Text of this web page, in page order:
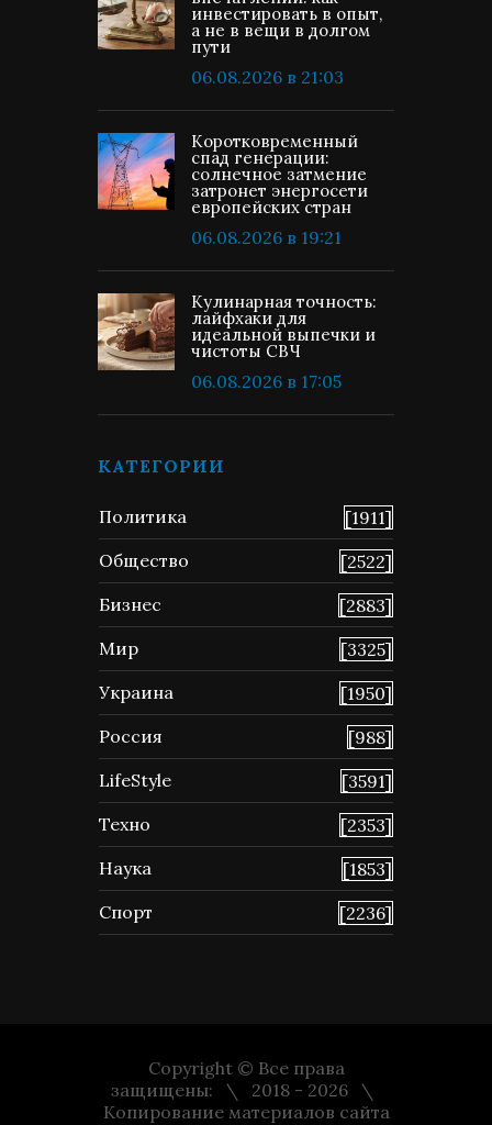
инвестировать в опыт,
а не в вещи в долгом
пути
06.08.2026 в 21:03
Коротковременный
спад генерации:
солнечное затмение
затронет энергосети
европейских стран
06.08.2026 в 19:21
Кулинарная точность:
лайфхаки для
идеальной выпечки и
чистоты СВЧ
06.08.2026 в 17:05
КАТЕГОРИИ
Политика
[1911]
Общество
[2522]
Бизнес
[2883]
Мир
[3325]
Украина
[1950]
Россия
[988]
LifeStyle
[3591]
Техно
[2353]
Наука
[1853]
Спорт
[2236]
Copyright © Все права
защищены:
2018 - 2026
Копирование материалов сайта